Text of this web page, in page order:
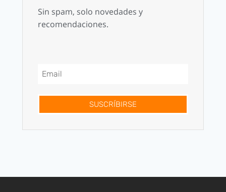
Sin spam, solo novedades y
recomendaciones.
SUSCRÍBIRSE